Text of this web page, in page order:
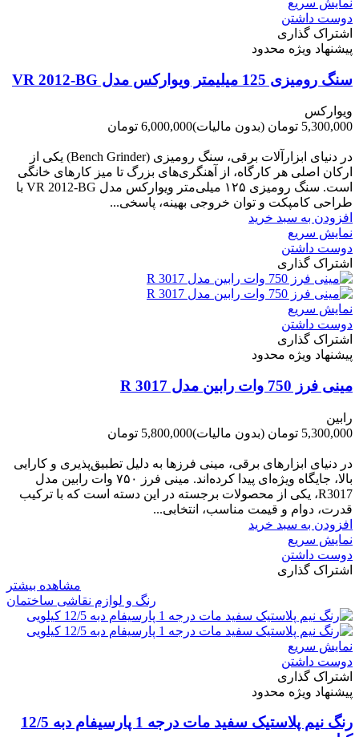
دوست داشتن
اشتراک گذاری
پیشنهاد ویژه محدود
سنگ رومیزی 125 میلیمتر ویوارکس مدل VR 2012-BG
ویوارکس
5,300,000 تومان
(بدون مالیات)6,000,000 تومان
در دنیای ابزارآلات برقی، سنگ رومیزی (Bench Grinder) یکی از
ارکان اصلی هر کارگاه، از آهنگری‌های بزرگ تا میز کارهای خانگی
است. سنگ رومیزی ۱۲۵ میلی‌متر ویوارکس مدل VR 2012-BG با
طراحی کامپکت و توان خروجی بهینه، پاسخی...
افزودن به سبد خرید
نمایش سریع
دوست داشتن
اشتراک گذاری
نمایش سریع
دوست داشتن
اشتراک گذاری
پیشنهاد ویژه محدود
مینی فرز 750 وات رابین مدل R 3017
رابین
5,300,000 تومان
(بدون مالیات)5,800,000 تومان
در دنیای ابزارهای برقی، مینی فرزها به دلیل تطبیق‌پذیری و کارایی
بالا، جایگاه ویژه‌ای پیدا کرده‌اند. مینی فرز ۷۵۰ وات رابین مدل
R3017، یکی از محصولات برجسته در این دسته است که با ترکیب
قدرت، دوام و قیمت مناسب، انتخابی...
افزودن به سبد خرید
نمایش سریع
دوست داشتن
اشتراک گذاری
مشاهده بیشتر
رنگ و لوازم نقاشی ساختمان
نمایش سریع
دوست داشتن
اشتراک گذاری
پیشنهاد ویژه محدود
رنگ نیم پلاستیک سفید مات درجه 1 پارسیفام دبه 12/5